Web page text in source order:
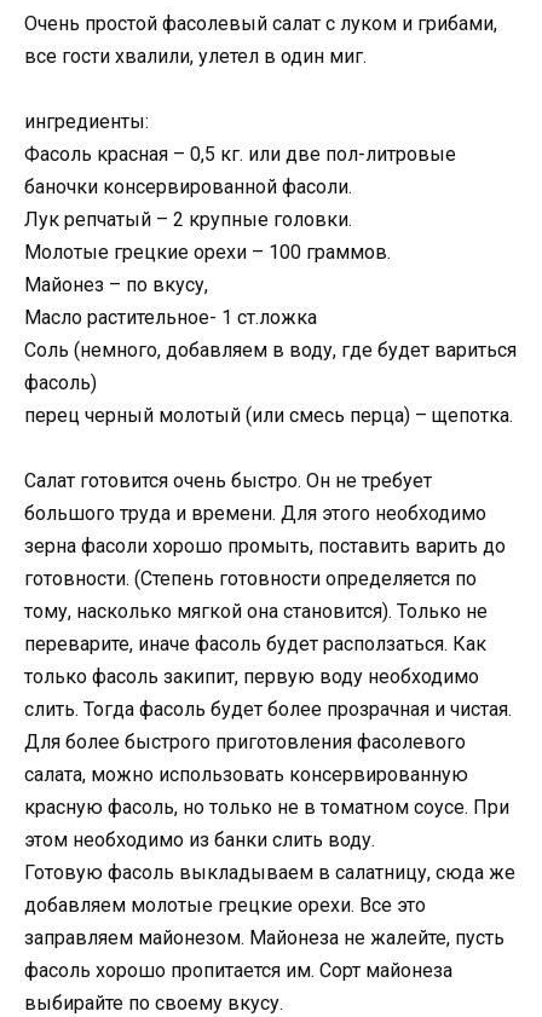
Очень простой фасолевый салат с луком и грибами,
все гости хвалили, улетел в один миг.
ингредиенты:
Фасоль красная – 0,5 кг. или две пол-литровые
баночки консервированной фасоли.
Лук репчатый – 2 крупные головки.
Молотые грецкие орехи – 100 граммов.
Майонез – по вкусу,
Масло растительное- 1 ст.ложка
Соль (немного, добавляем в воду, где будет вариться
фасоль)
перец черный молотый (или смесь перца) – щепотка.
Салат готовится очень быстро. Он не требует
большого труда и времени. Для этого необходимо
зерна фасоли хорошо промыть, поставить варить до
готовности. (Степень готовности определяется по
тому, насколько мягкой она становится). Только не
переварите, иначе фасоль будет расползаться. Как
только фасоль закипит, первую воду необходимо
слить. Тогда фасоль будет более прозрачная и чистая.
Для более быстрого приготовления фасолевого
салата, можно использовать консервированную
красную фасоль, но только не в томатном соусе. При
этом необходимо из банки слить воду.
Готовую фасоль выкладываем в салатницу, сюда же
добавляем молотые грецкие орехи. Все это
заправляем майонезом. Майонеза не жалейте, пусть
фасоль хорошо пропитается им. Сорт майонеза
выбирайте по своему вкусу.